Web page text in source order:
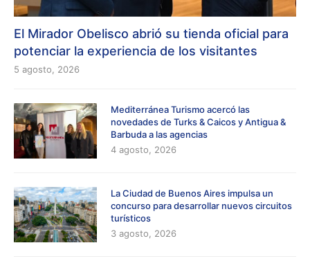
El Mirador Obelisco abrió su tienda oficial para
potenciar la experiencia de los visitantes
5 agosto, 2026
Mediterránea Turismo acercó las
novedades de Turks & Caicos y Antigua &
Barbuda a las agencias
4 agosto, 2026
La Ciudad de Buenos Aires impulsa un
concurso para desarrollar nuevos circuitos
turísticos
3 agosto, 2026